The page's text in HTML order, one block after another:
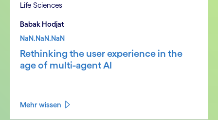
Life Sciences
Babak Hodjat
NaN.NaN.NaN
Rethinking the user experience in the
age of multi-agent AI
Mehr wissen